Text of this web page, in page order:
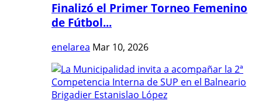
Finalizó el Primer Torneo Femenino
de Fútbol...
enelarea Mar 10, 2026